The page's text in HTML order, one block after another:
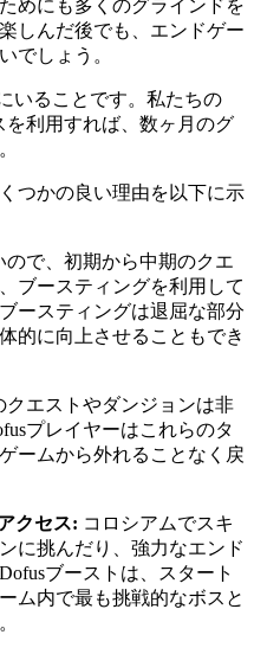
めにも多くのグラインドを
しんだ後でも、エンドゲー
でしょう。
いることです。私たちの
を利用すれば、数ヶ月のグ
つかの良い理由を以下に示
ので、初期から中期のクエ
ブースティングを利用して
ースティングは退屈な部分
的に向上させることもでき
クエストやダンジョンは非
プレイヤーはこれらのタ
ームから外れることなく戻
クセス: コロシアムでスキ
に挑んだり、強力なエンド
ブーストは、スタート
ム内で最も挑戦的なボスと